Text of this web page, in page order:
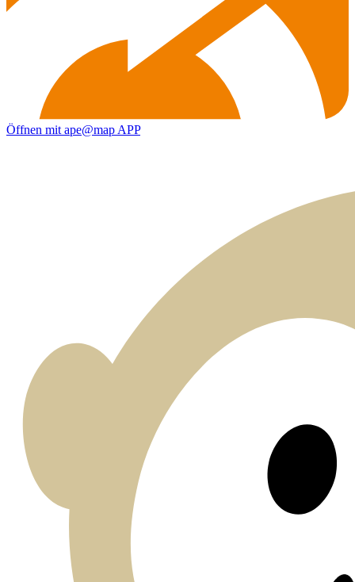
Öffnen mit ape@map APP